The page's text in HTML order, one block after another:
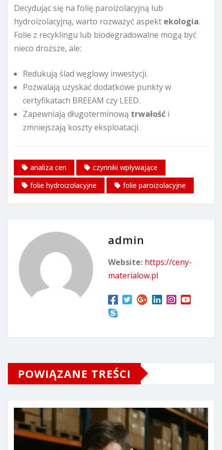
Decydując się na folię paroizolacyjną lub
hydroizolacyjną, warto rozważyć aspekt ekologia.
Folie z recyklingu lub biodegradowalne mogą być
nieco droższe, ale:
Redukują ślad węglowy inwestycji.
Pozwalają uzyskać dodatkowe punkty w
certyfikatach BREEAM czy LEED.
Zapewniają długoterminową trwałość i
zmniejszają koszty eksploatacji.
analiza cen
czynniki wpływające
folie hydroizolacyjne
folie paroizolacyjne
admin
Website: https://ceny-
materialow.pl
POWIĄZANE TREŚCI